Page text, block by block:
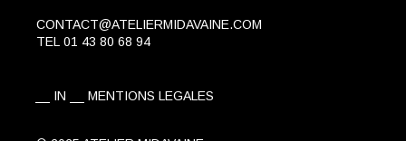
CONTACT@ATELIERMIDAVAINE.COM
TEL 01 43 80 68 94
IN MENTIONS LEGALES